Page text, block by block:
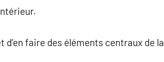
faire des éléments centraux de la